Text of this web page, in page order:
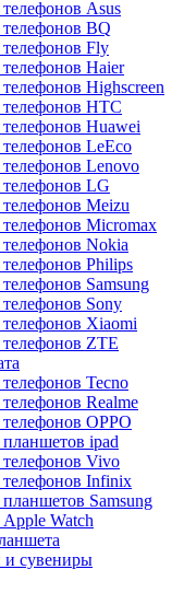
Asus
BQ
Fly
Haier
Highscreen
HTC
Huawei
LeEco
Lenovo
LG
Meizu
Micromax
Nokia
Philips
Samsung
Sony
Xiaomi
ZTE
Tecno
Realme
OPPO
ipad
Vivo
Infinix
Samsung
Watch
сувениры